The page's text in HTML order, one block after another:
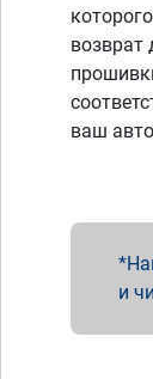
возврат
ваш
и